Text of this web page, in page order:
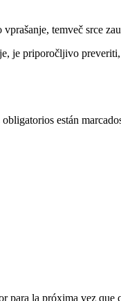
temveč srce
je priporočljivo
están
para la próxima vez que